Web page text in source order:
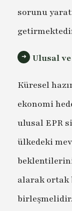
sorunu
Ulusal
Küresel
ekonomi
ulusal EPR
ülkedeki
alarak ortak